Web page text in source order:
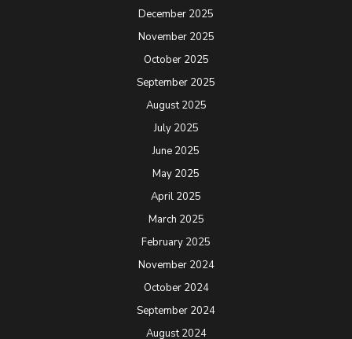
December 2025
November 2025
October 2025
September 2025
August 2025
July 2025
June 2025
May 2025
April 2025
March 2025
February 2025
November 2024
October 2024
September 2024
August 2024